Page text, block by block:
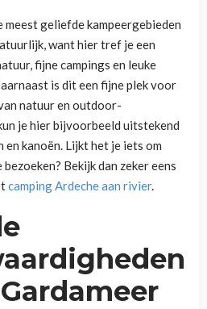
meest geliefde kampeergebieden
want hier tref je een
fijne campings en leuke
is dit een fijne plek voor
natuur en outdoor-
je hier bijvoorbeeld uitstekend
en kanoën. Lijkt het je iets om
Bekijk dan zeker eens
camping Ardeche aan rivier.